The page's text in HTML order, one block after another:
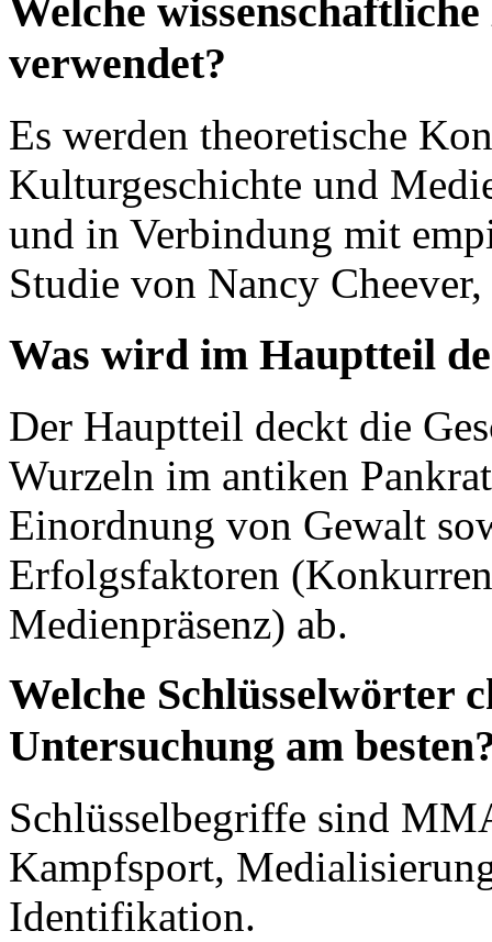
Welche
verwendet?
Es werden theoretische
Kulturgeschichte und
und in Verbindung mit
Studie von Nancy
Was wird im Hauptteil
Der Hauptteil deckt die
Wurzeln im antiken
Einordnung von Gewalt
Erfolgsfaktoren
Medienpräsenz) ab.
Welche Schlüsselwörter
Untersuchung am
Schlüsselbegriffe sind
Kampfsport,
Identifikation.